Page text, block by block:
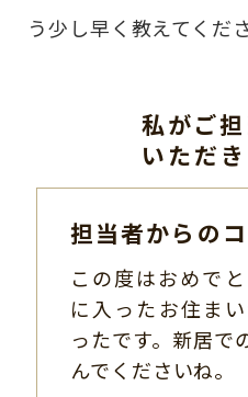
う少し早く教えてくだ
私がご
いただ
担当者からの
この度はおめで
に入ったお住ま
ったです。新居で
んでくださいね。